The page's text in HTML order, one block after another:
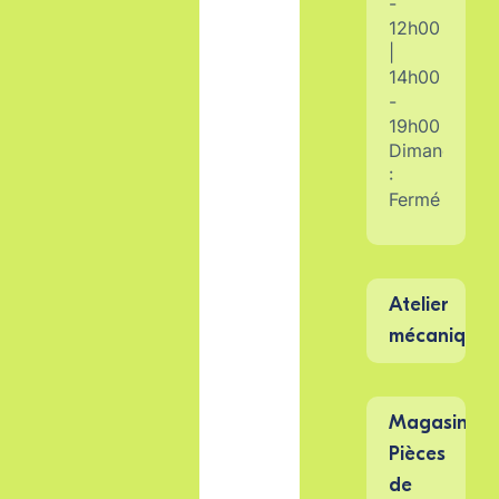
12h00
14h00
-
19h00
Dimanche
:
Fermé
Atelier
lundi
au
vendredi
:
Magasin
Pièces
de